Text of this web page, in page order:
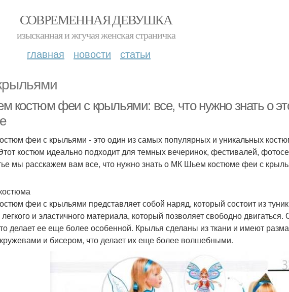
СОВРЕМЕННАЯ ДЕВУШКА
изысканная и жгучая женская страничка
главная новости статьи
костюм феи с крыльями: все, что нужно знать о
феи с крыльями - это один из самых популярных и уникальных
костюм идеально подходит для темных вечеринок, фестивалей,
мы расскажем вам все, что нужно знать о МК Шьем костюме феи с
феи с крыльями представляет собой наряд, который состоит из
и эластичного материала, который позволяет свободно
делает ее еще более особенной. Крылья сделаны из ткани и имеют
и бисером, что делает их еще более волшебными.